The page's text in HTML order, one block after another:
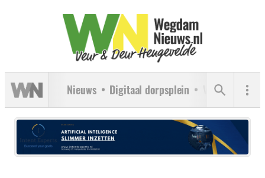
Nieuws Digitaal dorpsplein Verenigingen